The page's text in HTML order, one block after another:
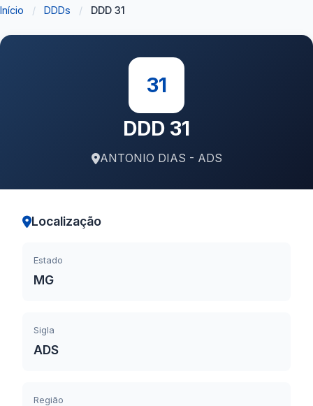
Início / DDDs / DDD 31
31
DDD 31
ANTONIO DIAS - ADS
Localização
Estado
MG
Sigla
ADS
Região